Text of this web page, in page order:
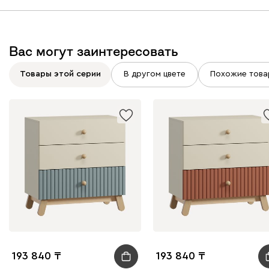
Вас могут заинтересовать
Товары этой серии В другом цвете Похожие
193 840 193 840